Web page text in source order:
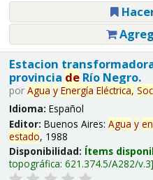
Estacion
provincia deRío Negro.
por Agua y Energía Eléctrica,
Idioma: Español
Editor: Buenos Aires: Agua y
estado, 1988
Disponibilidad: Ítems
topográfica: 621.374.5/A282/v.3